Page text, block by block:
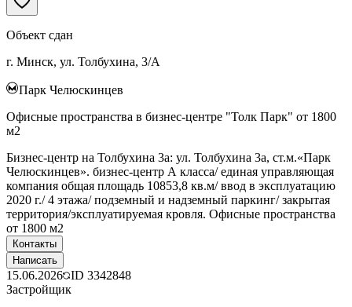
Объект сдан
г. Минск, ул. Толбухина, 3/А
Парк Челюскинцев
Офисные пространства в бизнес-центре "Толк Парк" от 1800
м2
Бизнес-центр на Толбухина 3а: ул. Толбухина 3а, ст.м.«Парк
Челюскинцев». бизнес-центр А класса/ единая управляющая
компания общая площадь 10853,8 кв.м/ ввод в эксплуатацию
2020 г./ 4 этажа/ подземный и надземный паркинг/ закрытая
территория/эксплуатируемая кровля. Офисные пространства
от 1800 м2
Контакты
Написать
15.06.2026 ID 3342848
Застройщик